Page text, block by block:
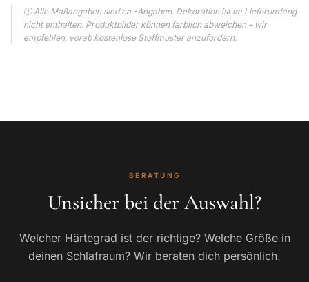
ⓘ Alle Maßangaben sind ca.-Angaben. Dekoration ist im Lieferumfang
nicht enthalten. Produktbilder können farblich abweichen – wir
empfehlen, vorab kostenlose Stoffmuster anzufordern.
BERATUNG
Unsicher bei der Auswahl?
Welcher Härtegrad ist der richtige? Welche Größe in
deinen Schlafraum? Wir beraten dich persönlich.